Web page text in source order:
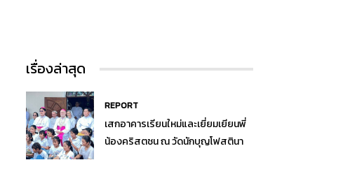
เรื่องล่าสุด
REPORT
เสกอาคารเรียนใหม่และเยี่ยมเยียนพี่
น้องคริสตชน ณ วัดนักบุญโฟสตินา